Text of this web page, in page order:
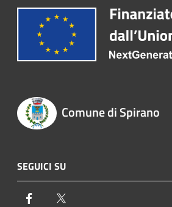
Comune di Spirano
SEGUICI SU
Facebook